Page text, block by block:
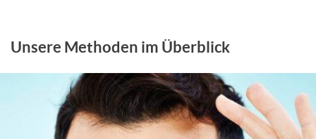
Unsere Methoden im Überblick